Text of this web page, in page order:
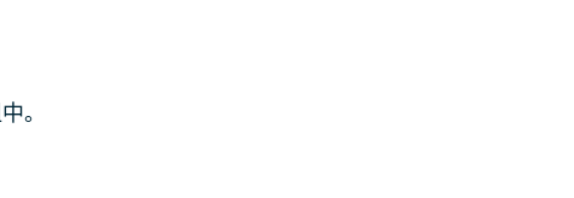
。